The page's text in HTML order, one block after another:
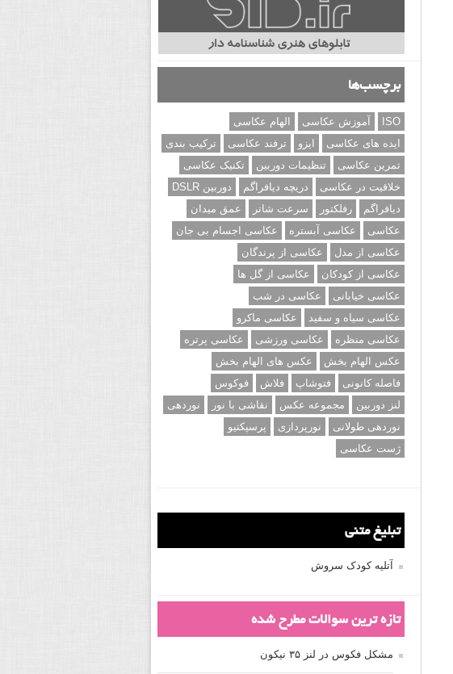
برچسب‌ها
ISO آموزش عکاسی
الهام عکاسی
ایده های عکاسی
ایزو ترفند عکاسی
ترکیب بندی
تمرین عکاسی
تنظیمات دوربین
تکنیک عکاسی
خلاقیت در عکاسی
دریچه دیافراگم
دوربین DSLR
دیافراگم
رفلکتور سرعت شاتر
عمق میدان
عکاسی
عکاسی آبستره
عکاسی اجسام بی جان
عکاسی از مدل
عکاسی از پرندگان
عکاسی از کودکان
عکاسی از گل ها
عکاسی خیابانی
عکاسی در شب
عکاسی سیاه و سفید
عکاسی ماکرو
عکاسی منظره
عکاسی ورزشی
عکاسی پرتره
عکس الهام بخش
عکس های الهام بخش
فاصله کانونی
فتوشاپ فلاش
فوکوس
لنز دوربین
مجموعه عکس نقاشی با نور
نوردهی
نوردهی طولانی
نورپردازی
پرسپکتیو
ژست عکاسی
تبلیغ متنی
آتلیه کودک سروش
تازه ترین سوالات مطرح شده
مشکل فکوس در لنز ۳۵ نیکون